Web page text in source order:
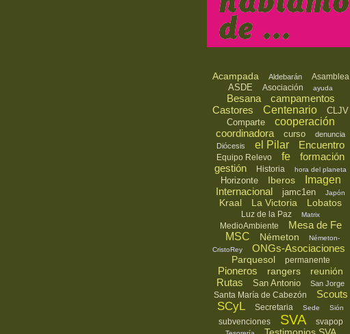
Acampada Aldebarán Asamblea
ASDE Asociación ayuda
Besana
campamentos
Castores
Centenario
CLJV
Comparte
cooperación
coordinadora
curso
denuncia
Diócesis
el Pilar Encuentro
Equipo Relevo fe
formación
gestión
Historia hora del planeta
Horizonte Iberos
Imagen
Internacional
jamc1en Japón
Kraal La Victoria Lobatos
Luz de la Paz Matrix
MedioAmbiente
Mesa de Fe
MSC
Németon
Németon-
CristoRey
ONGs-Asociaciones
Parquesol permanente
Pioneros rangers reunión
Rutas San Antonio San Jorge
Santa María de Cabezón Scouts
SCyL Secretaria Sede Sión
subvenciones SVA svapop